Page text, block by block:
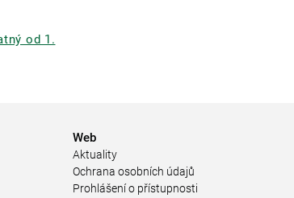
od 1.
Web
Aktuality
Ochrana osobních údajů
Prohlášení o přístupnosti